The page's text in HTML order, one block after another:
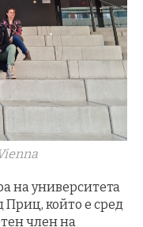
на университета
който е сред
член на